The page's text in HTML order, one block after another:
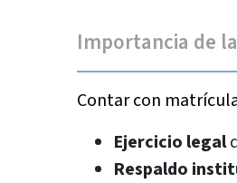
Importancia de
Contar con
Ejercicio legal
Respaldo